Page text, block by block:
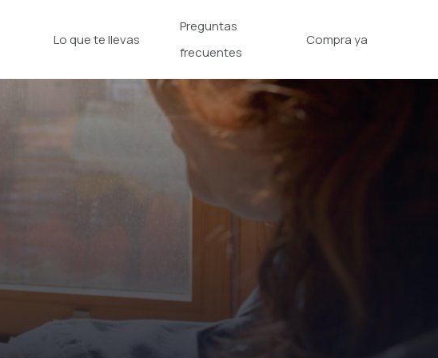
Lo que te llevas
Preguntas
frecuentes
Compra ya